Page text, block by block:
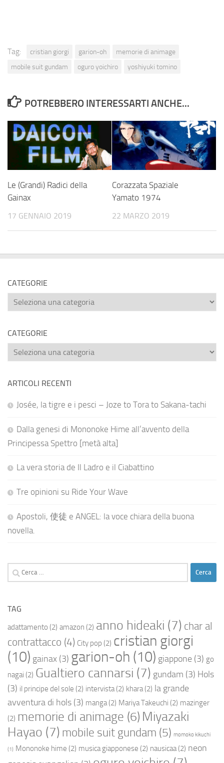
Tag: cristian giorgi garion-oh
memorie di animage
mobile suit gundam
oguro yoichiro yoshiyuki tomino
POTREBBERO INTERESSARTI ANCHE...
Le (Grandi) Radici della
Gainax
17 GENNAIO 2019
Corazzata Spaziale
Yamato 1974
22 MARZO 2019
CATEGORIE
Categorie
CATEGORIE
Categorie
ARTICOLI RECENTI
Josée, la tigre e i pesci – Joze to Tora to Sakana-tachi
Dalla genesi di Mononoke Hime all’avvento della
Principessa Spettro [metà alta]
La vera storia de Il Ladro e il Ciabattino
Tre opinioni su Ride Your Wave
Apostoli, 使徒 e ANGEL: la voce chiara della buona
novella.
Ricerca
per:
TAG
adattamento (2) amazon (2) anno hideaki (7) char al
contrattacco (4) City pop (2) cristian giorgi
(10) gainax (3) garion-oh (10) giappone (3) go
nagai (2) Gualtiero cannarsi (7) gundam (3) Hols
(3) il principe del sole (2) intervista (2) khara (2) la grande
avventura di hols (3) manga (2) Mariya Takeuchi (2) mazinger
(2) memorie di animage (6) Miyazaki
Hayao (7) mobile suit gundam (5) momoko kikuchi
(1) Mononoke hime (2) musica giapponese (2) nausicaa (2) neon